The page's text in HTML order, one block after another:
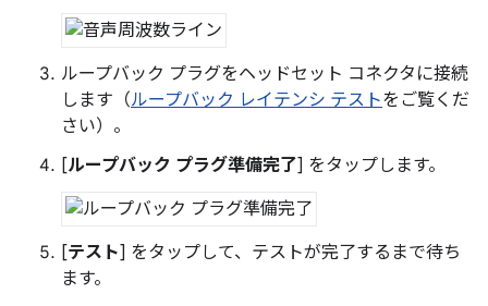
ループバック プラグをヘッドセット コネクタに接続
します（ループバック レイテンシ テストをご覧くだ
さい）。
[ループバック プラグ準備完了] をタップします。
[テスト] をタップして、テストが完了するまで待ち
ます。